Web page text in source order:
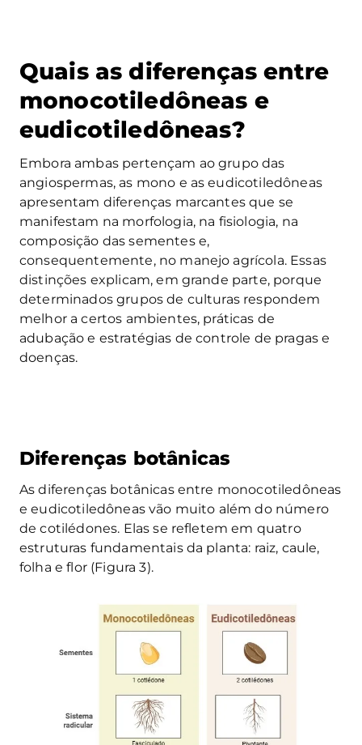
Quais as diferenças entre
monocotiledôneas e
eudicotiledôneas?
Embora ambas pertençam ao grupo das
angiospermas, as mono e as eudicotiledôneas
apresentam diferenças marcantes que se
manifestam na morfologia, na fisiologia, na
composição das sementes e,
consequentemente, no manejo agrícola. Essas
distinções explicam, em grande parte, porque
determinados grupos de culturas respondem
melhor a certos ambientes, práticas de
adubação e estratégias de controle de pragas e
doenças.
Diferenças botânicas
As diferenças botânicas entre monocotiledôneas
e eudicotiledôneas vão muito além do número
de cotilédones. Elas se refletem em quatro
estruturas fundamentais da planta: raiz, caule,
folha e flor (Figura 3).